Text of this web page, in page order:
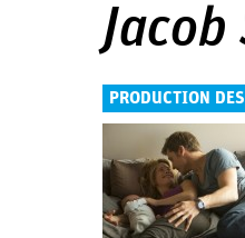
PRODUCTION